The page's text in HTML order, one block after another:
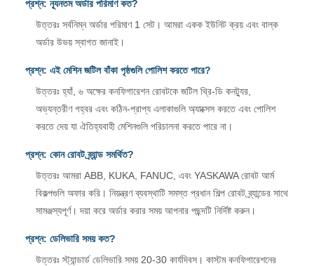
প্রশ্ন: ন্যূনতম অর্ডার পরিমাণ কত?
উত্তরঃ সর্বনিম্ন অর্ডার পরিমাণ 1 সেট। আমরা একক ইউনিট ক্রয় এবং বাল্ক
অর্ডার উভয় স্বাগত জানাই।
প্রশ্ন: এই মেশিন জটিল বাঁকা পৃষ্ঠগুলি পোলিশ করতে পারে?
উত্তরঃ হ্যাঁ, ৬ অক্ষের কনফিগারেশন রোবটকে জটিল থ্রি-ডি কনট্যুর,
অভ্যন্তরীণ গহ্বর এবং কঠিন-প্রাপ্য এলাকাগুলি অ্যাক্সেস করতে এবং পোলিশ
করতে দেয় যা ঐতিহ্যবাহী মেশিনগুলি পরিচালনা করতে পারে না।
প্রশ্ন: কোন রোবট ব্র্যান্ড সমর্থিত?
উত্তরঃ আমরা ABB, KUKA, FANUC, এবং YASKAWA রোবট আর্ম
বিকল্পগুলি অফার করি। নিয়ন্ত্রণ ব্যবস্থাটি সমস্ত প্রধান শিল্প রোবট ব্র্যান্ডের সাথে
সামঞ্জস্যপূর্ণ। দয়া করে অর্ডার করার সময় আপনার পছন্দটি নির্দিষ্ট করুন।
প্রশ্ন: ডেলিভারি সময় কত?
উত্তরঃ স্ট্যান্ডার্ড ডেলিভারি সময় 20-30 কার্যদিবস। কাস্টম কনফিগারেশনের